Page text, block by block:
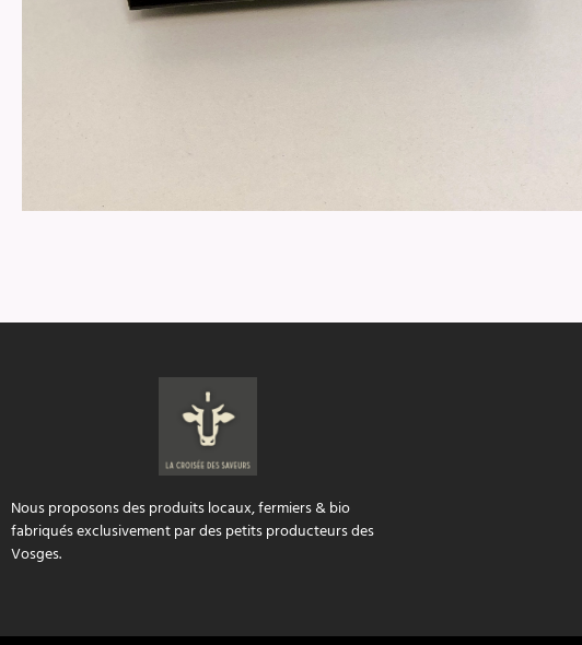
Nous proposons des produits locaux, fermiers & bio
fabriqués exclusivement par des petits producteurs des
Vosges.